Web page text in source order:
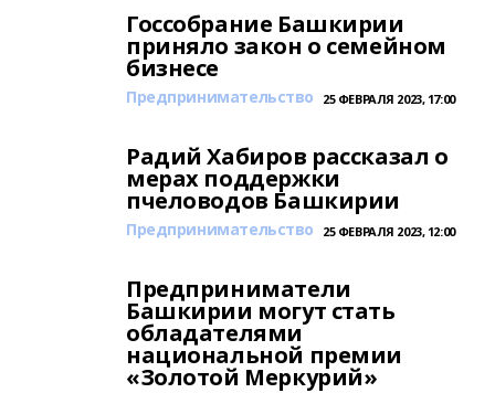
Госсобрание Башкирии
приняло закон о семейном
бизнесе
Предпринимательство 25 ФЕВРАЛЯ 2023, 17:00
Радий Хабиров рассказал о
мерах поддержки
пчеловодов Башкирии
Предпринимательство 25 ФЕВРАЛЯ 2023, 12:00
Предприниматели
Башкирии могут стать
обладателями
национальной премии
«Золотой Меркурий»